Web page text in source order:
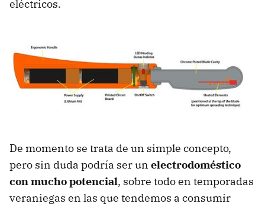
eléctricos.
De momento se trata de un simple concepto,
pero sin duda podría ser un electrodoméstico
con mucho potencial, sobre todo en temporadas
veraniegas en las que tendemos a consumir